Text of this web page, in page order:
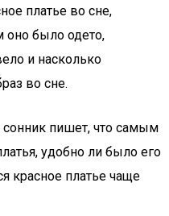
платье во сне,
оно было одето,
и насколько
во сне.
пишет, что самым
удобно ли было его
красное платье чаще